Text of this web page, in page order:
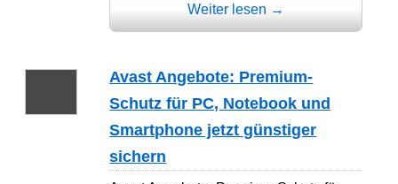
Weiter lesen →
Avast Angebote: Premium-
Schutz für PC, Notebook und
Smartphone jetzt günstiger
sichern